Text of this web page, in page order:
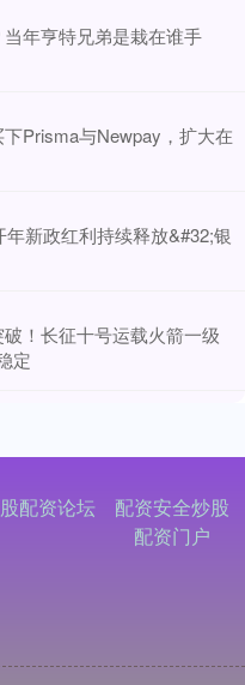
年亨特兄弟是栽在谁手
Prisma与Newpay，扩大在
新政红利持续释放&#32;银
！长征十号运载火箭一级
定
配资论坛
配资安全炒股
配资门户